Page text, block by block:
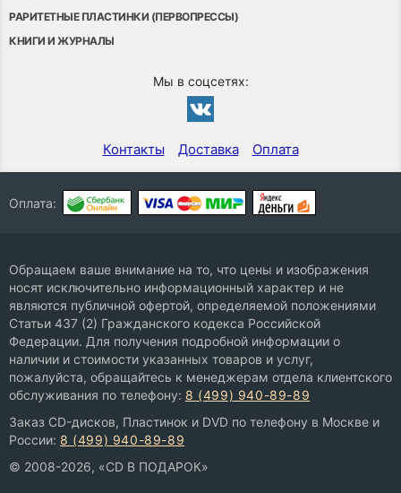
РАРИТЕТНЫЕ ПЛАСТИНКИ (ПЕРВОПРЕССЫ)
КНИГИ И ЖУРНАЛЫ
Мы в соцсетях:
Контакты Доставка Оплата
Оплата:
Обращаем ваше внимание на то, что цены и изображения
носят исключительно информационный характер и не
являются публичной офертой, определяемой положениями
Статьи 437 (2) Гражданского кодекса Российской
Федерации. Для получения подробной информации о
наличии и стоимости указанных товаров и услуг,
пожалуйста, обращайтесь к менеджерам отдела клиентского
обслуживания по телефону: 8 (499) 940-89-89
Заказ CD-дисков, Пластинок и DVD по телефону в Москве и
России: 8 (499) 940-89-89
© 2008-2026, «CD В ПОДАРОК»